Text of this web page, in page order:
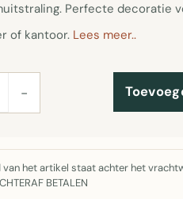
Perfecte decoratie
of kantoor. Lees meer..
−
van het artikel staat achter het
BETALEN